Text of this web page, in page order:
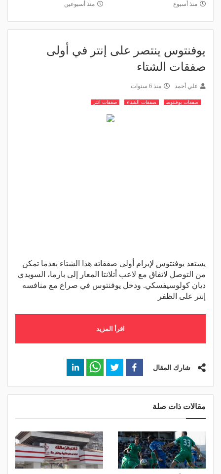
منذ أسبوع منذ أسبوعين
يوفنتوس ينتصر على إنتر في أولى
صفقات الشتاء
علي أحمد منذ 6 سنوات
صفقات يوفنتوس صفقات الشتاء صفقات انتر
يستعد يوفنتوس لإبرام أولى صفقاته هذا الشتاء بعدما تمكن
من التوصل لاتفاق مع لاعب أتلانتا المعار إلى بارما، السويدي
ديان كولوسيفسكي. ودخل يوفنتوس في صراع مع منافسه
إنتر على الظفر
اقرأ المزيد
شارك المقال
مقالات ذات صلة